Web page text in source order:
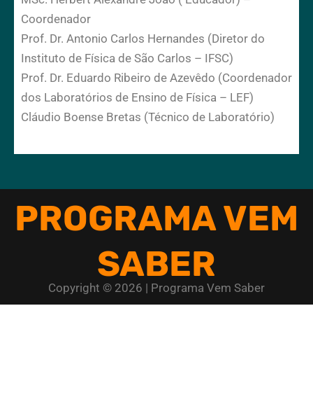
Coordenador
Prof. Dr. Antonio Carlos Hernandes (Diretor do
Instituto de Física de São Carlos – IFSC)
Prof. Dr. Eduardo Ribeiro de Azevêdo (Coordenador
dos Laboratórios de Ensino de Física – LEF)
Cláudio Boense Bretas (Técnico de Laboratório)
PROGRAMA VEM
SABER
Copyright © 2026 | Programa Vem Saber